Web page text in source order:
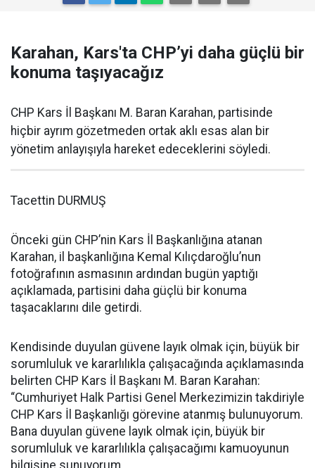
Karahan, Kars'ta CHP’yi daha güçlü bir
konuma taşıyacağız
CHP Kars İl Başkanı M. Baran Karahan, partisinde
hiçbir ayrım gözetmeden ortak aklı esas alan bir
yönetim anlayışıyla hareket edeceklerini söyledi.
Tacettin DURMUŞ
Önceki gün CHP’nin Kars İl Başkanlığına atanan
Karahan, il başkanlığına Kemal Kılıçdaroğlu’nun
fotoğrafının asmasının ardından bugün yaptığı
açıklamada, partisini daha güçlü bir konuma
taşacaklarını dile getirdi.
Kendisinde duyulan güvene layık olmak için, büyük bir
sorumluluk ve kararlılıkla çalışacağında açıklamasında
belirten CHP Kars İl Başkanı M. Baran Karahan:
“Cumhuriyet Halk Partisi Genel Merkezimizin takdiriyle
CHP Kars İl Başkanlığı görevine atanmış bulunuyorum.
Bana duyulan güvene layık olmak için, büyük bir
sorumluluk ve kararlılıkla çalışacağımı kamuoyunun